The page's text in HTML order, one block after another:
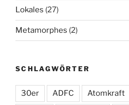
Lokales (27)
Metamorphes (2)
SCHLAGWÖRTER
30er ADFC Atomkraft